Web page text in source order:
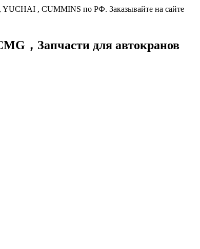
YUCHAI , CUMMINS по РФ. Заказывайте на сайте
， Запчасти для автокранов